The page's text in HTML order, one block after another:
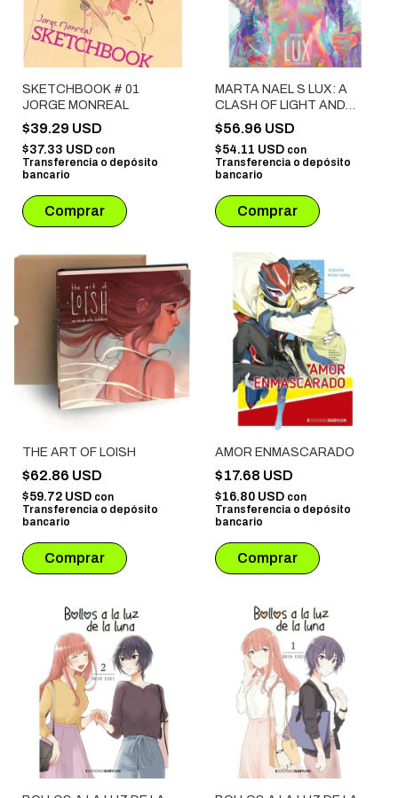
SKETCHBOOK # 01
JORGE MONREAL
$39.29 USD
$37.33 USD con
Transferencia o depósito
bancario
MARTA NAEL S LUX: A
CLASH OF LIGHT AND
COLOR
$56.96 USD
$54.11 USD con
Transferencia o depósito
bancario
THE ART OF LOISH
$62.86 USD
$59.72 USD con
Transferencia o depósito
bancario
AMOR ENMASCARADO
$17.68 USD
$16.80 USD con
Transferencia o depósito
bancario